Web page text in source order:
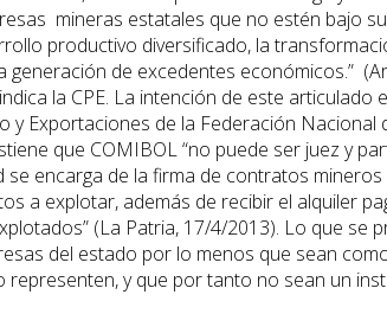
mineras estatales que no estén bajo su
productivo diversificado, la
de excedentes económicos.”
la CPE. La intención de este articulado
y Exportaciones de la Federación Nacional
que COMIBOL “no puede ser juez y
se encarga de la firma de contratos
a explotar, además de recibir el alquiler
(La Patria, 17/4/2013). Lo que se
del estado por lo menos que sean
representen, y que por tanto no sean un